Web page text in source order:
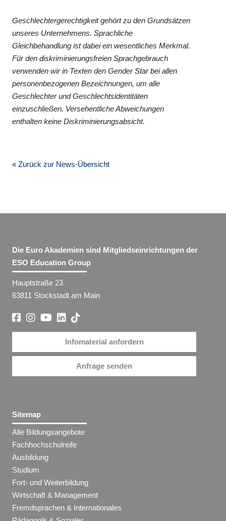
Geschlechtergerechtigkeit gehört zu den Grundsätzen
unseres Unternehmens. Sprachliche
Gleichbehandlung ist dabei ein wesentliches Merkmal.
Für den diskriminierungsfreien Sprachgebrauch
verwenden wir in Texten den Gender Star bei allen
personenbezogenen Bezeichnungen, um alle
Geschlechter und Geschlechtsidentitäten
einzuschließen. Versehentliche Abweichungen
enthalten keine Diskriminierungsabsicht.
« Zurück zur News-Übersicht
Die Euro Akademien sind Mitgliedseinrichtungen der
ESO Education Group
Hauptstraße 23
63811 Stockstadt am Main
Infomaterial anfordern
Anfrage senden
Sitemap
Alle Bildungsangebote
Fachhochschulreife
Ausbildung
Studium
Fort- und Weiterbildung
Wirtschaft & Management
Fremdsprachen & Internationales